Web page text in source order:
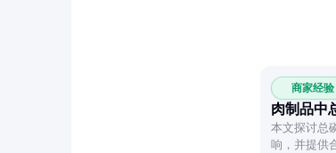
商家经验
肉制品中
本文探讨总
响，并提供